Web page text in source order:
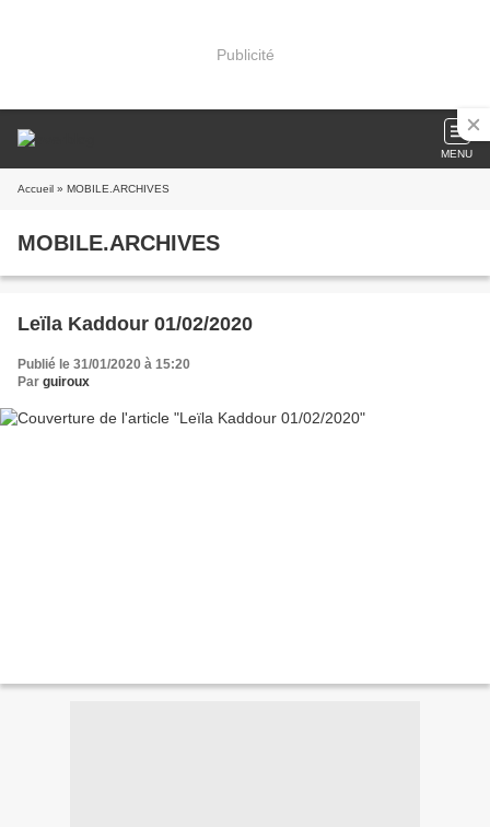
Publicité
MENU
Accueil » MOBILE.ARCHIVES
MOBILE.ARCHIVES
Leïla Kaddour 01/02/2020
Publié le 31/01/2020 à 15:20
Par guiroux